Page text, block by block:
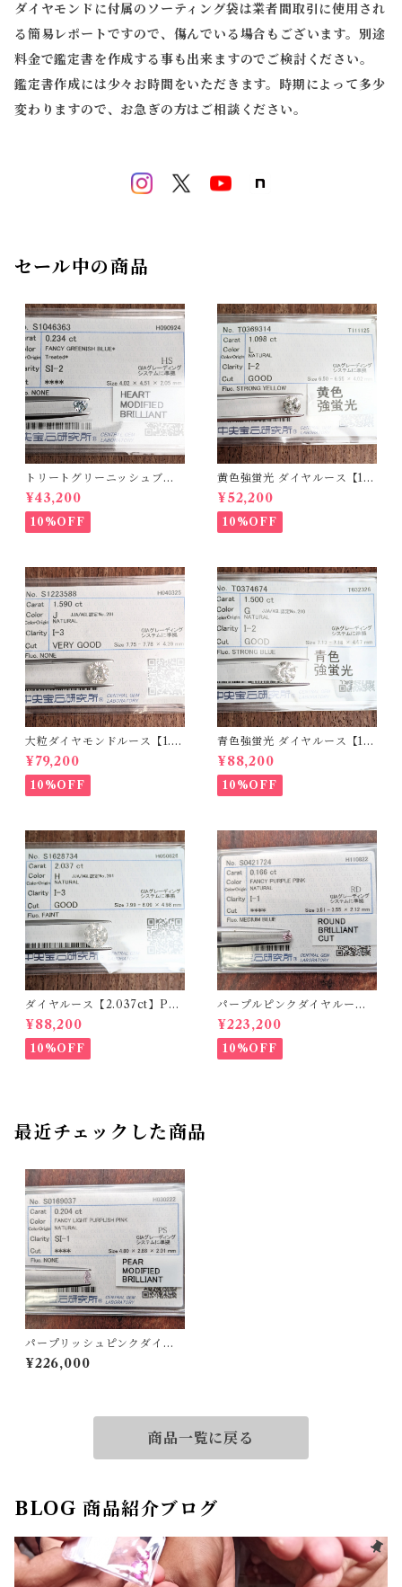
ダイヤモンドに付属のソーティング袋は業者間取引に使用され
る簡易レポートですので、傷んでいる場合もございます。別途
料金で鑑定書を作成する事も出来ますのでご検討ください。
鑑定書作成には少々お時間をいただきます。時期によって多少
変わりますので、お急ぎの方はご相談ください。
セール中の商品
トリートグリーニッシュブル
ーダイヤルース【0.234ct】P
RO206812
¥43,200
10%OFF
黄色強蛍光 ダイヤルース【1.0
98ct】PRO208215
¥52,200
10%OFF
大粒ダイヤモンドルース【1.5
90ct】PRO207355
¥79,200
10%OFF
青色強蛍光 ダイヤルース【1.5
00ct】PRO208926
¥88,200
10%OFF
ダイヤルース【2.037ct】PR
O208851
¥88,200
10%OFF
パープルピンクダイヤルース
【0.166ct】PRO204575
¥223,200
10%OFF
最近チェックした商品
パープリッシュピンクダイヤ
ルース【0.204ct】PRO2038
70
¥226,000
商品一覧に戻る
BLOG 商品紹介ブログ